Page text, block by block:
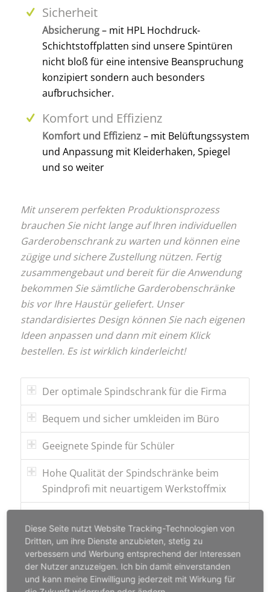
Sicherheit
Absicherung– mit HPL Hochdruck-
Schichtstoffplatten sind unsere Spintüren
nicht bloß für eine intensive Beanspruchung
konzipiert sondern auch besonders
aufbruchsicher.
Komfort und Effizienz
Komfort und Effizienz– mit Belüftungssystem
und Anpassung mit Kleiderhaken, Spiegel
und so weiter
Mit unserem perfekten Produktionsprozess
brauchen Sie nicht lange auf Ihren individuellen
Garderobenschrank zu warten und können eine
zügige und sichere Zustellung nützen. Fertig
zusammengebaut und bereit für die Anwendung
bekommen Sie sämtliche Garderobenschränke
bis vor Ihre Haustür geliefert. Unser
standardisiertes Design können Sie nach eigenen
Ideen anpassen und dann mit einem Klick
bestellen. Es ist wirklich kinderleicht!
Der optimale Spindschrank für die Firma
Bequem und sicher umkleiden im Büro
Geeignete Spinde für Schüler
Hohe Qualität der Spindschränke beim
Spindprofi mit neuartigem Werkstoffmix
kleinen Preis
Zuverlässigkeit, Einrichtung und
Erweiterbarkeit auf höchstem Level
Diese Seite nutzt Website Tracking-Technologien von
Dritten, um ihre Dienste anzubieten, stetig zu
verbessern und Werbung entsprechend der Interessen
der Nutzer anzuzeigen. Ich bin damit einverstanden
und kann meine Einwilligung jederzeit mit Wirkung für